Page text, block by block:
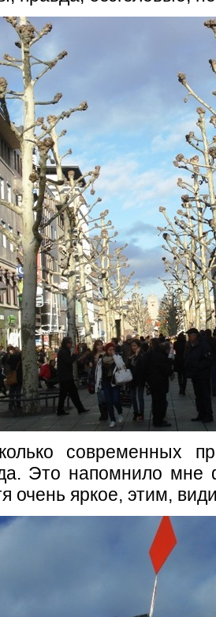
современных
Это напомнило мне
очень яркое, этим,